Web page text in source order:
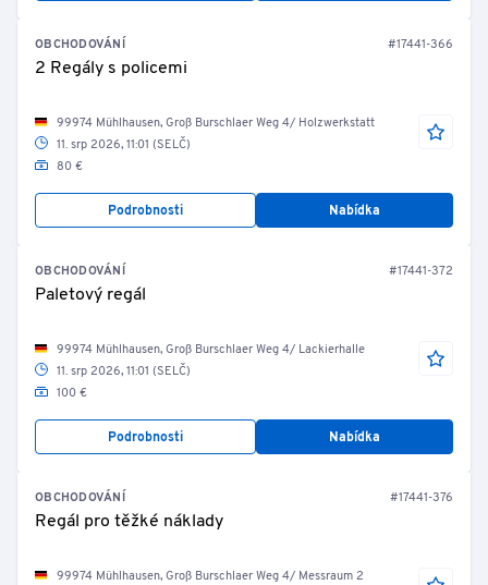
OBCHODOVÁNÍ #17441-366
2 Regály s policemi
99974 Mühlhausen, Groß Burschlaer Weg 4/ Holzwerkstatt
11. srp 2026, 11:01 (SELČ)
80 €
Podrobnosti Nabídka
OBCHODOVÁNÍ #17441-372
Paletový regál
99974 Mühlhausen, Groß Burschlaer Weg 4/ Lackierhalle
11. srp 2026, 11:01 (SELČ)
100 €
Podrobnosti Nabídka
OBCHODOVÁNÍ #17441-376
Regál pro těžké náklady
99974 Mühlhausen, Groß Burschlaer Weg 4/ Messraum 2